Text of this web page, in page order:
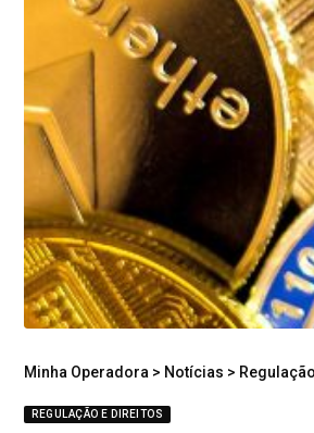
Minha Operadora > Notícias >
REGULAÇÃO E DIREITOS